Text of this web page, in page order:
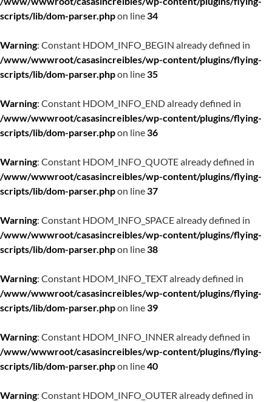
scripts/lib/dom-parser.phpon line34
Warning: Constant HDOM_INFO_BEGIN already defined in
/www/wwwroot/casasincreibles/wp-content/plugins/flying-
scripts/lib/dom-parser.phpon line35
Warning: Constant HDOM_INFO_END already defined in
/www/wwwroot/casasincreibles/wp-content/plugins/flying-
scripts/lib/dom-parser.phpon line36
Warning: Constant HDOM_INFO_QUOTE already defined in
/www/wwwroot/casasincreibles/wp-content/plugins/flying-
scripts/lib/dom-parser.phpon line37
Warning: Constant HDOM_INFO_SPACE already defined in
/www/wwwroot/casasincreibles/wp-content/plugins/flying-
scripts/lib/dom-parser.phpon line38
Warning: Constant HDOM_INFO_TEXT already defined in
/www/wwwroot/casasincreibles/wp-content/plugins/flying-
scripts/lib/dom-parser.phpon line39
Warning: Constant HDOM_INFO_INNER already defined in
/www/wwwroot/casasincreibles/wp-content/plugins/flying-
scripts/lib/dom-parser.phpon line40
Warning: Constant HDOM_INFO_OUTER already defined in